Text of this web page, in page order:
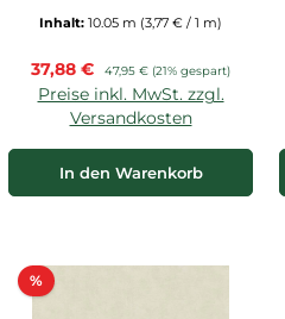
Inhalt: 10.05 m (3,77 € / 1 m)
Verkaufspreis:
37,88 € Regulärer Preis:
47,95 € (21% gespart)
Preise inkl. MwSt. zzgl.
Versandkosten
In den Warenkorb
%Rabatt